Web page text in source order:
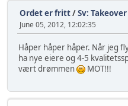
Ordet er fritt/Sv: Takeover
June 05, 2012, 12:02:35
Håper håper håper. Når jeg
ha nye eiere og 4-5
vært drømmen
MOT!!!